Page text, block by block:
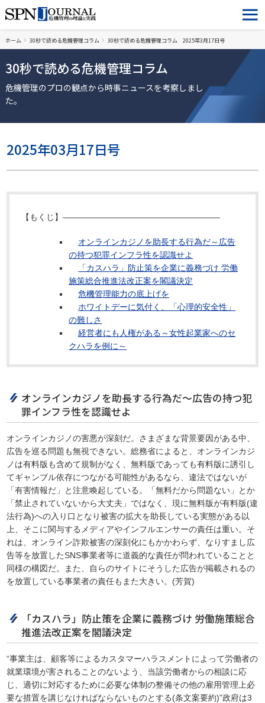
ホーム 30秒で読める危機管理コラム 30秒で読める危機管理コラム 2025年3月17日号
30秒で読める危機管理コラム
危機管理のプロの観点から時事ニュースを考察しまし
た。
2025年03月17日号
【もくじ】―――――――――――――――――――
オンラインカジノを助長する行為だ～広告
の持つ犯罪インフラ性を認識せよ
「カスハラ」防止策を企業に義務づけ 労働
施策総合推進法改正案を閣議決定
危機管理能力の底上げを
ホワイトデーに気付く、「心理的安全性」
の難しさ
経営者にも人権がある～女性起業家へのセ
クハラを例に～
オンラインカジノを助長する行為だ～広告の持つ犯
罪インフラ性を認識せよ
オンラインカジノの害悪が深刻だ。さまざまな背景要因がある中、
広告を巡る問題も無視できない。総務省によると、オンラインカジ
ノは有料版も含めて規制がなく、無料版であっても有料版に誘引し
てギャンブル依存につながる可能性があるなら、違法ではないが
「有害情報だ」と注意喚起している。「無料だから問題ない」とか
「禁止されていないから大丈夫」ではなく、現に無料版が有料版(違
法行為)への入り口となり被害の拡大を助長している実態がある以
上、そこに関与するメディアやインフルエンサーの責任は重い。そ
れは、オンライン詐欺被害の深刻化にもかかわらず、なりすまし広
告等を放置したSNS事業者等に道義的な責任が問われていることと
同様の構図だ。また、自らのサイトにそうした広告が掲載されるの
を放置している事業者の責任もまた大きい。(芳賀)
「カスハラ」防止策を企業に義務づけ 労働施策総合
推進法改正案を閣議決定
“事業主は、顧客等によるカスタマーハラスメントによって労働者の
就業環境が害されることのないよう、当該労働者からの相談に応
じ、適切に対応するために必要な体制の整備その他の雇用管理上必
要な措置を講じなければならないものとする(条文案要約)”政府は3